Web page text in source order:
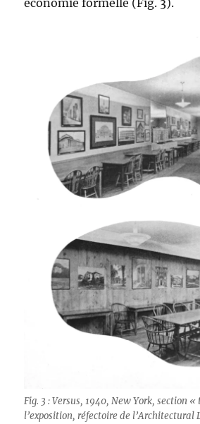
économie formelle (Fig. 3).
Fig. 3 : Versus, 1940, New York, section
l’exposition, réfectoire de